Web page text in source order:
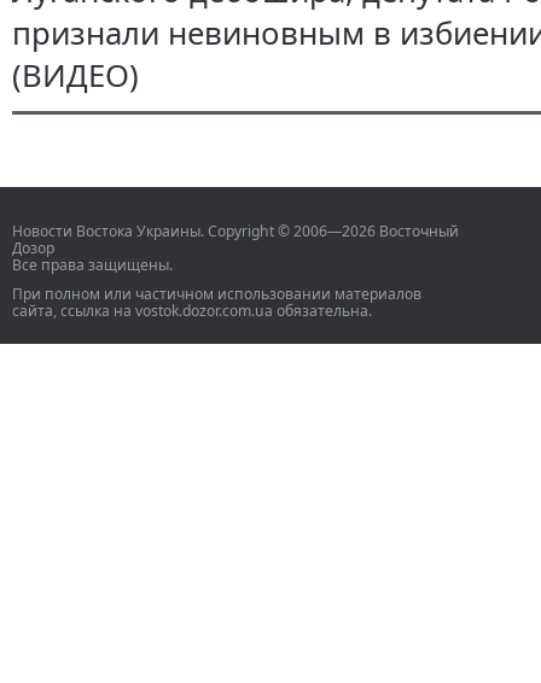
признали невиновным в
(ВИДЕО)
Новости Востока Украины. Copyright © 2006—2026 Восточный
Дозор
Все права защищены.
При полном или частичном использовании материалов
сайта, ссылка на vostok.dozor.com.ua обязательна.